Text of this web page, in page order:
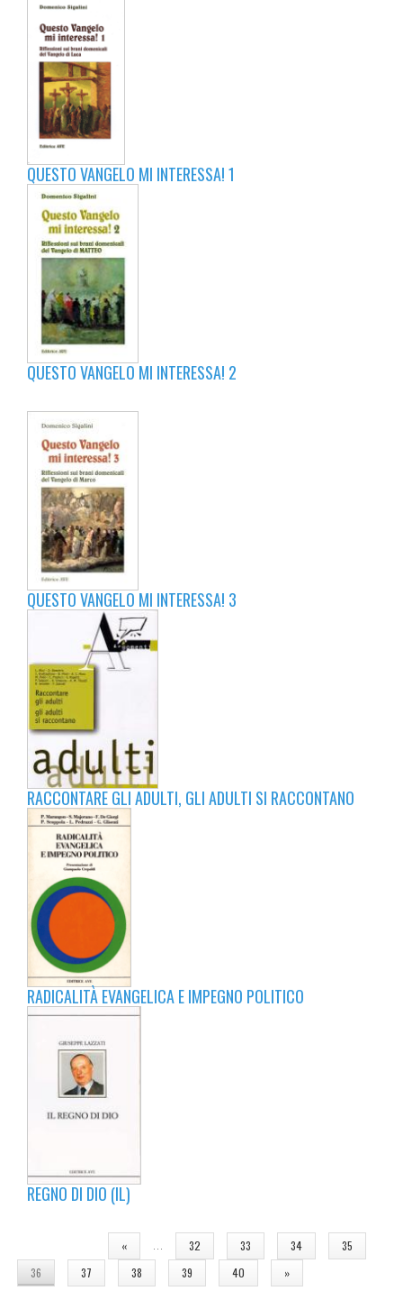
QUESTO VANGELO MI INTERESSA! 1
QUESTO VANGELO MI INTERESSA! 2
QUESTO VANGELO MI INTERESSA! 3
RACCONTARE GLI ADULTI, GLI ADULTI SI RACCONTANO
RADICALITÀ EVANGELICA E IMPEGNO POLITICO
REGNO DI DIO (IL)
« … 32 33 34
35
36
37 38 39 40 »